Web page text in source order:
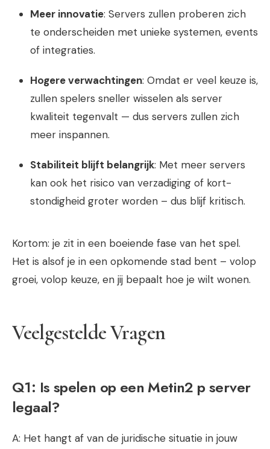
Meer innovatie: Servers zullen proberen zich
te onderscheiden met unieke systemen, events
of integraties.
Hogere verwachtingen: Omdat er veel keuze is,
zullen spelers sneller wisselen als server
kwaliteit tegenvalt — dus servers zullen zich
meer inspannen.
Stabiliteit blijft belangrijk: Met meer servers
kan ook het risico van verzadiging of kort-
stondigheid groter worden – dus blijf kritisch.
Kortom: je zit in een boeiende fase van het spel.
Het is alsof je in een opkomende stad bent – volop
groei, volop keuze, en jij bepaalt hoe je wilt wonen.
Veelgestelde Vragen
Q1: Is spelen op een Metin2 p server
legaal?
A: Het hangt af van de juridische situatie in jouw